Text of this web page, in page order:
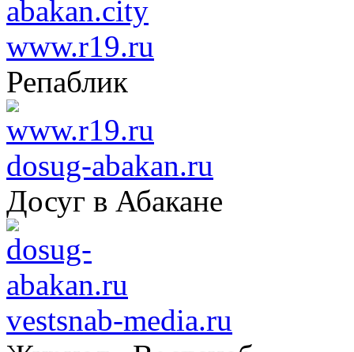
www.r19.ru
Репаблик
dosug-abakan.ru
Досуг в Абакане
vestsnab-media.ru